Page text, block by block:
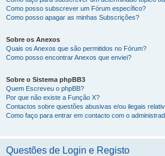
Como posso subscrever um Fórum específico?
Como posso apagar as minhas Subscrições?
Sobre os Anexos
Quais os Anexos que são permitidos no Fórum?
Como posso encontrar Anexos que enviei?
Sobre o Sistema phpBB3
Quem Escreveu o phpBB?
Por que não existe a Função X?
Contactos sobre questões abusivas e/ou ilegais
Como faço para entrar em contacto com o
Questões de Login e Registo